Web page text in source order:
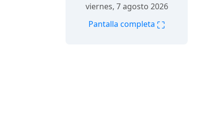
viernes, 7 agosto 2026
Pantalla completa ⛶